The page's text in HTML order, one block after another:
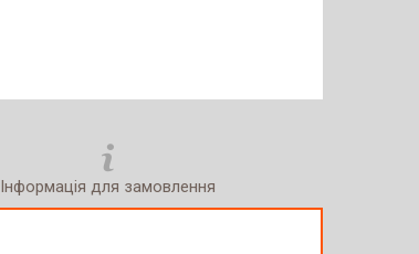
Інформація для замовлення